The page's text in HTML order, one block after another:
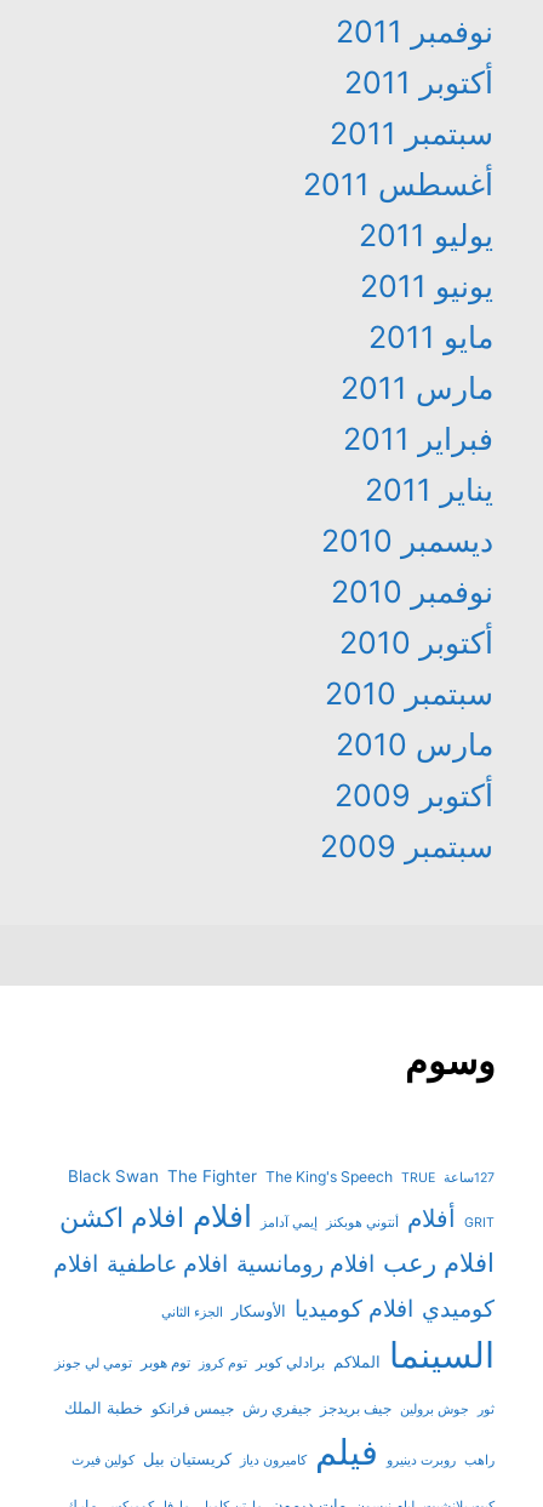
نوفمبر 2011
أكتوبر 2011
سبتمبر 2011
أغسطس 2011
يوليو 2011
يونيو 2011
مايو 2011
مارس 2011
فبراير 2011
يناير 2011
ديسمبر 2010
نوفمبر 2010
أكتوبر 2010
سبتمبر 2010
مارس 2010
أكتوبر 2009
سبتمبر 2009
وسوم
127ساعة Black Swan The Fighter The King's Speech TRUE
GRIT أفلام أنتوني هوبكنز إيمي آدامز افلام افلام اكشن
افلام رعب افلام رومانسية افلام عاطفية افلام
كوميدي افلام كوميديا الأوسكار الجزء الثاني
السينما الملاكم برادلي كوبر توم كروز توم هوبر تومي لي جونز
ثور جوش برولين جيف بريدجز جيفري رش جيمس فرانكو خطبة الملك
راهب روبرت دينيرو فيلم كاميرون دياز كريستيان بيل كولين فيرث